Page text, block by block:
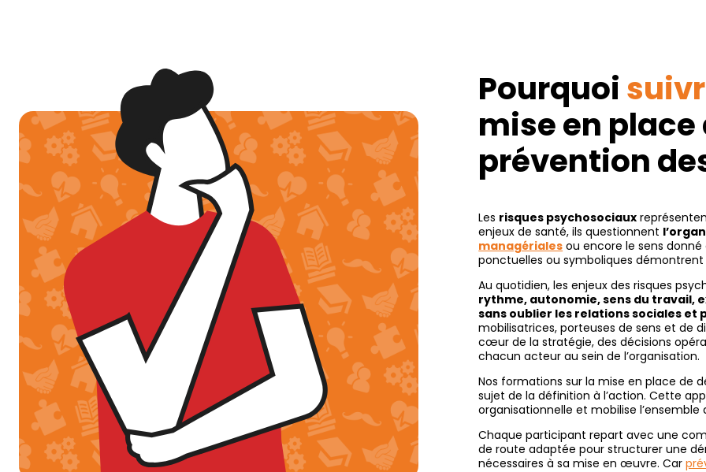
Pourquoi
mise en place
prévention
Les risques psychosociaux
enjeux de santé, ils questionnent
managériales ou encore le sens donné
ponctuelles ou symboliques démontrent
Au quotidien, les enjeux des risques
rythme, autonomie, sens du travail,
sans oublier les relations sociales et
mobilisatrices, porteuses de sens et de
cœur de la stratégie, des décisions
chacun acteur au sein de l’organisation.
Nos formations sur la mise en place de
sujet de la définition à l’action. Cette
organisationnelle et mobilise l’ensemble
Chaque participant repart avec une
de route adaptée pour structurer une
nécessaires à sa mise en œuvre. Car